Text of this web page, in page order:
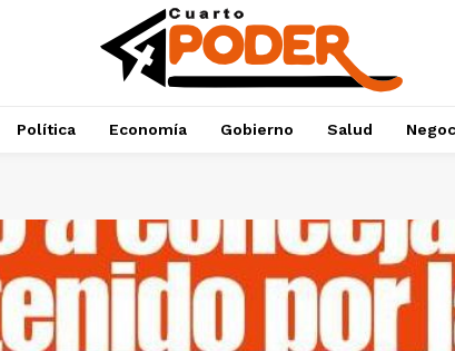
Política Economía Gobierno Salud